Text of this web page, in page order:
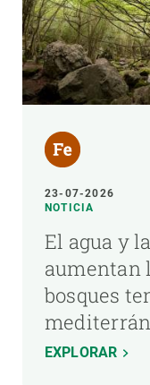
23-07-2026
NOTICIA
El agua y
aumentan
bosques
EXPLORAR